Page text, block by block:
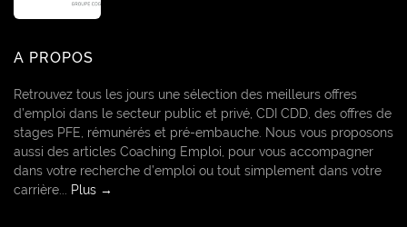
A PROPOS
Retrouvez tous les jours une sélection des meilleurs offres
d’emploi dans le secteur public et privé, CDI CDD, des offres de
stages PFE, rémunérés et pré-embauche. Nous vous proposons
aussi des articles Coaching Emploi, pour vous accompagner
dans votre recherche d’emploi ou tout simplement dans votre
carrière...
Plus →